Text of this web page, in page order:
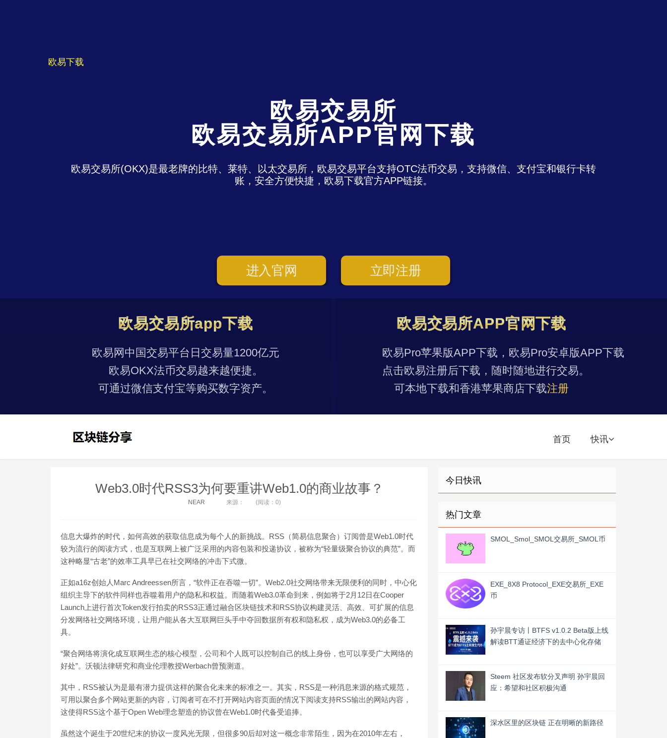
欧易下载
欧易交易所
欧易交易所APP官网下载
欧易交易所(OKX)是最老牌的比特、莱特、以太交易所，欧易交易平台支持OTC法币交易，支持微信、支付宝和银行卡转
账，安全方便快捷，欧易下载官方APP链接。
进入官网 立即注册
欧易交易所app下载
欧易网中国交易平台日交易量1200亿元
欧易OKX法币交易越来越便捷。
可通过微信支付宝等购买数字资产。
欧易交易所APP官网下载
欧易Pro苹果版APP下载，欧易Pro安卓版APP下载
点击欧易注册后下载，随时随地进行交易。
可本地下载和香港苹果商店下载注册
首页 快讯
Web3.0时代RSS3为何要重讲Web1.0的商业故事？
NEAR 来源： (阅读：0)
信息大爆炸的时代，如何高效的获取信息成为每个人的新挑战。RSS（简易信息聚合）订阅曾是Web1.0时代
较为流行的阅读方式，也是互联网上被广泛采用的内容包装和投递协议，被称为“轻量级聚合协议的典范”。而
这种略显“古老”的效率工具早已在社交网络的冲击下式微。
正如a16z创始人Marc Andreessen所言，“软件正在吞噬一切”。Web2.0社交网络带来无限便利的同时，中心化
组织主导下的软件同样也吞噬着用户的隐私和权益。而随着Web3.0革命到来，例如将于2月12日在Cooper
Launch上进行首次Token发行拍卖的RSS3正通过融合区块链技术和RSS协议构建灵活、高效、可扩展的信息
分发网络社交网络环境，让用户能从各大互联网巨头手中夺回数据所有权和隐私权，成为Web3.0的必备工
具。
“聚合网络将演化成互联网生态的核心模型，公司和个人既可以控制自己的线上身份，也可以享受广大网络的
好处”。沃顿法律研究和商业伦理教授Werbach曾预测道。
其中，RSS被认为是最有潜力提供这样的聚合化未来的标准之一。其实，RSS是一种消息来源的格式规范，
可用以聚合多个网站更新的内容，订阅者可在不打开网站内容页面的情况下阅读支持RSS输出的网站内容，
这使得RSS这个基于Open Web理念塑造的协议曾在Web1.0时代备受追捧。
虽然这个诞生于20世纪末的协议一度风光无限，但很多90后却对这一概念非常陌生，因为在2010年左右，
今日快讯
热门文章
SMOL_Smol_SMOL交易所_SMOL币
EXE_8X8 Protocol_EXE交易所_EXE
币
孙宇晨专访丨BTFS v1.0.2 Beta版上线
解读BTT通证经济下的去中心化存储
Steem 社区发布软分叉声明 孙宇晨回
应：希望和社区积极沟通
深水区里的区块链 正在明晰的新路径